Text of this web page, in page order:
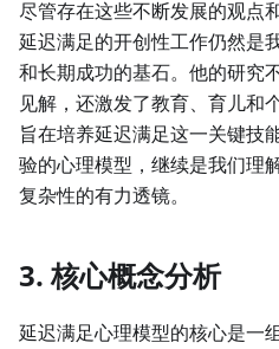
尽管存在这些不断发展的观点
延迟满足的开创性工作仍然是
和长期成功的基石。他的研究
见解，还激发了教育、育儿和
旨在培养延迟满足这一关键技
验的心理模型，继续是我们理
复杂性的有力透镜。
3. 核心概念分析
延迟满足心理模型的核心是一